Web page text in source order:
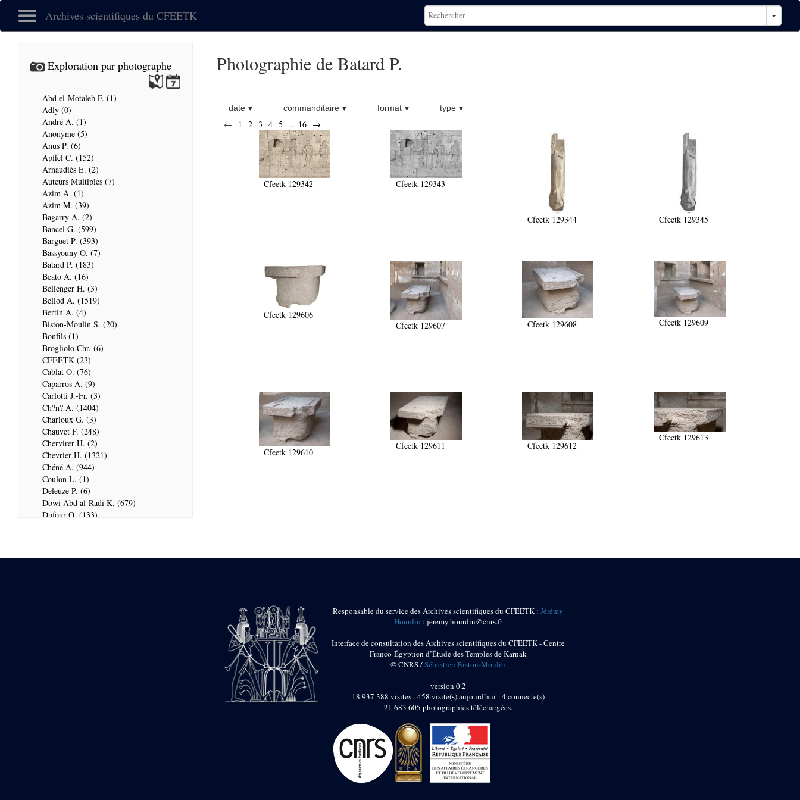
Archives scientifiques du CFEETK
Exploration par photographe
Abd el-Motaleb F. (1)
Adly (0)
André A. (1)
Anonyme (5)
Anus P. (6)
Apffel C. (152)
Arnaudiès E. (2)
Auteurs Multiples (7)
Azim A. (1)
Azim M. (39)
Bagarry A. (2)
Bancel G. (599)
Barguet P. (393)
Bassyouny O. (7)
Batard P. (183)
Beato A. (16)
Bellenger H. (3)
Bellod A. (1519)
Bertin A. (4)
Biston-Moulin S. (20)
Bonfils (1)
Brogliolo Chr. (6)
CFEETK (23)
Cablat O. (76)
Caparros A. (9)
Carlotti J.-Fr. (3)
Ch?n? A. (1404)
Charloux G. (3)
Chauvet F. (248)
Chervirer H. (2)
Chevrier H. (1321)
Chéné A. (944)
Coulon L. (1)
Deleuze P. (6)
Dowi Abd al-Radi K. (679)
Dufour Q. (133)
Photographie de Batard P.
date commanditaire format type
← 1 2 3 4 5 ... 16 →
Cfeetk 129342 Cfeetk 129343
Cfeetk 129344 Cfeetk 129345
Cfeetk 129606
Cfeetk 129607
Cfeetk 129608 Cfeetk 129609
Cfeetk 129610
Cfeetk 129611 Cfeetk 129612
Cfeetk 129613
Responsable du service des Archives scientifiques du CFEETK :Jérémy
Hourdin : jeremy.hourdin@cnrs.fr
Interface de consultation des Archives scientifiques du CFEETK - Centre
Franco-Égyptien d’Étude des Temples de Karnak
© CNRS /Sébastien Biston-Moulin
version 0.2
18 937 388 visites - 458 visite(s) aujourd'hui - 4 connecte(s)
21 683 605 photographies téléchargées.